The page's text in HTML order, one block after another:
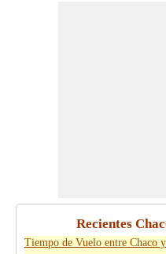
Recientes
Tiempo de Vuelo entre Chaco